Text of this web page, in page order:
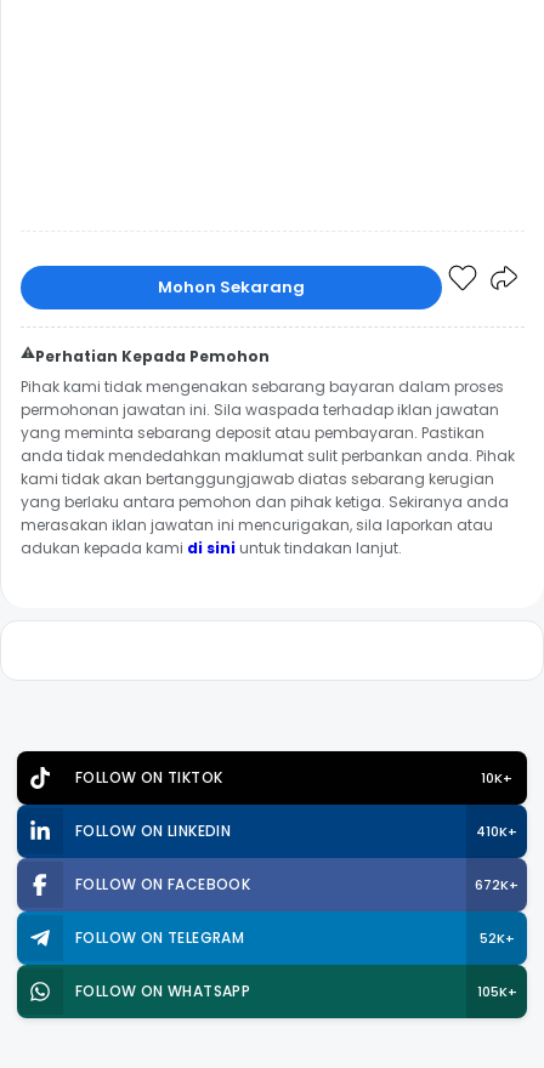
Mohon Sekarang
⚠️Perhatian Kepada Pemohon
Pihak kami tidak mengenakan sebarang bayaran dalam proses
permohonan jawatan ini. Sila waspada terhadap iklan jawatan
yang meminta sebarang deposit atau pembayaran. Pastikan
anda tidak mendedahkan maklumat sulit perbankan anda. Pihak
kami tidak akan bertanggungjawab diatas sebarang kerugian
yang berlaku antara pemohon dan pihak ketiga. Sekiranya anda
merasakan iklan jawatan ini mencurigakan, sila laporkan atau
adukan kepada kami di sini untuk tindakan lanjut.
FOLLOW ON TIKTOK 10K+
FOLLOW ON LINKEDIN 410K+
FOLLOW ON FACEBOOK 672K+
FOLLOW ON TELEGRAM 52K+
FOLLOW ON WHATSAPP 105K+